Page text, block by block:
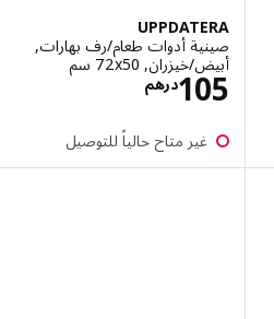
UPPDATERA
صينية أدوات طعام/رف بهارات,
أبيض/خيزران, ‎72x50 سم‏
درهم105 الاسعار درهم
غير متاح حالياً للتوصيل